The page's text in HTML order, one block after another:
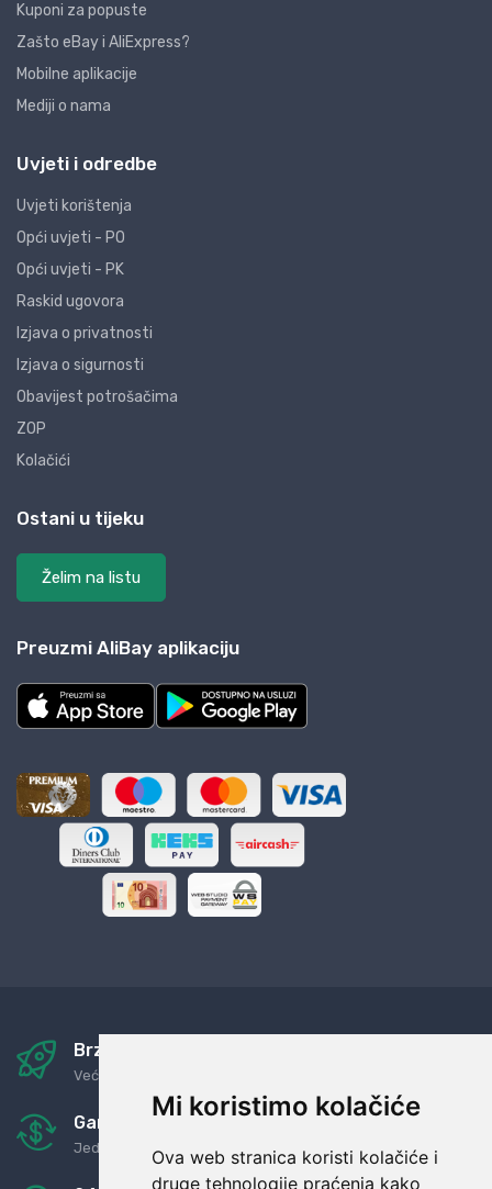
Mi koristimo kolačiće
Ova web stranica koristi kolačiće i
druge tehnologije praćenja kako
Kuponi za popuste
Zašto eBay i AliExpress?
Mobilne aplikacije
Mediji o nama
Uvjeti i odredbe
Uvjeti korištenja
Opći uvjeti - PO
Opći uvjeti - PK
Raskid ugovora
Izjava o privatnosti
Izjava o sigurnosti
Obavijest potrošačima
ZOP
Kolačići
Ostani u tijeku
Želim na listu
Preuzmi AliBay aplikaciju
Brza i sigurna dostava
Već za nekoliko dana kod vas
Garancija u povrat novaca
Jednostavno pravilo: Roba za novac